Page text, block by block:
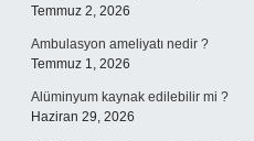
Temmuz 2, 2026
Ambulasyon ameliyatı nedir ?
Temmuz 1, 2026
Alüminyum kaynak edilebilir mi ?
Haziran 29, 2026